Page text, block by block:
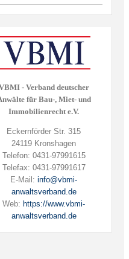
- Verband deutscher
für Bau-, Miet- und
Immobilienrecht e.V.
Eckernförder Str. 315
24119 Kronshagen
Telefon: 0431-97991615
Telefax: 0431-97991617
E-Mail:info@vbmi-
anwaltsverband.de
Web: https://www.vbmi-
anwaltsverband.de